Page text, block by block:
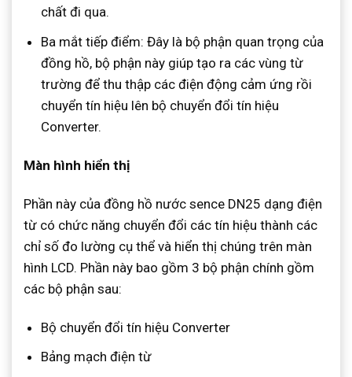
chất đi qua.
Ba mắt tiếp điểm: Đây là bộ phận quan trọng của
đồng hồ, bộ phận này giúp tạo ra các vùng từ
trường để thu thập các điện động cảm ứng rồi
chuyển tín hiệu lên bộ chuyển đổi tín hiệu
Converter.
Màn hình hiển thị
Phần này của đồng hồ nước sence DN25 dạng điện
từ có chức năng chuyển đổi các tín hiệu thành các
chỉ số đo lường cụ thể và hiển thị chúng trên màn
hình LCD. Phần này bao gồm 3 bộ phận chính gồm
các bộ phận sau:
Bộ chuyển đổi tín hiệu Converter
Bảng mạch điện từ